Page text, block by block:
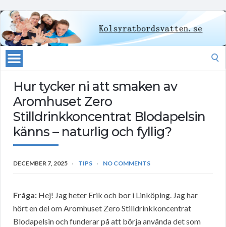
Hur tycker ni att smaken av
Aromhuset Zero
Stilldrinkkoncentrat Blodapelsin
känns – naturlig och fyllig?
DECEMBER 7, 2025 TIPS NO COMMENTS
Fråga: Hej! Jag heter Erik och bor i Linköping. Jag har
hört en del om Aromhuset Zero Stilldrinkkoncentrat
Blodapelsin och funderar på att börja använda det som